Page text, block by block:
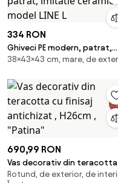
334 RON
Ghiveci PE modern, patrat,
imitatie
38×43×43 cm, mare, de
690,99 RON
Vas decorativ din
finisaj antichizat , H26cm ,
Rotund, de exterior, de